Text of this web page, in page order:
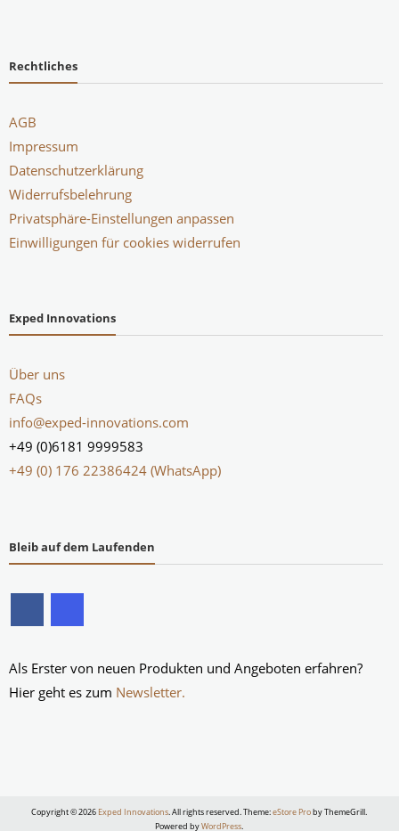
Rechtliches
AGB
Impressum
Datenschutzerklärung
Widerrufsbelehrung
Privatsphäre-Einstellungen anpassen
Einwilligungen für cookies widerrufen
Exped Innovations
Über uns
FAQs
info@exped-innovations.com
+49 (0)6181 9999583
+49 (0) 176 22386424 (WhatsApp)
Bleib auf dem Laufenden
Als Erster von neuen Produkten und Angeboten erfahren?
Hier geht es zum Newsletter.
Copyright © 2026 Exped Innovations. All rights reserved. Theme:eStore Proby ThemeGrill.
Powered byWordPress.